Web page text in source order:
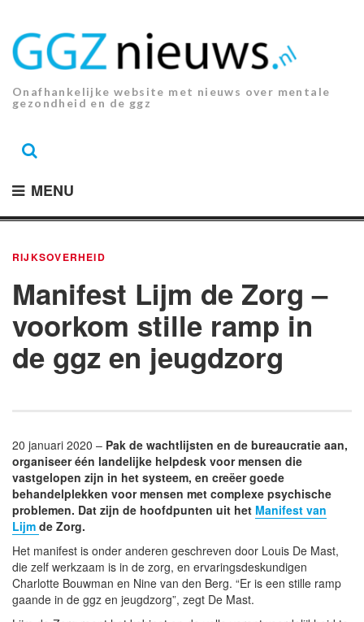
inhoud.
Onafhankelijke website met nieuws over mentale
gezondheid en de ggz
MENU
RIJKSOVERHEID
Manifest Lijm de Zorg –
voorkom stille ramp in
de ggz en jeugdzorg
20 januari 2020 – Pak de wachtlijsten en de bureaucratie aan,
organiseer één landelijke helpdesk voor mensen die
vastgelopen zijn in het systeem, en creëer goede
behandelplekken voor mensen met complexe psychische
problemen. Dat zijn de hoofdpunten uit het Manifest van
Lijm de Zorg.
Het manifest is onder anderen geschreven door Louis De Mast,
die zelf werkzaam is in de zorg, en ervaringsdeskundigen
Charlotte Bouwman en Nine van den Berg. “Er is een stille ramp
gaande in de ggz en jeugdzorg”, zegt De Mast.